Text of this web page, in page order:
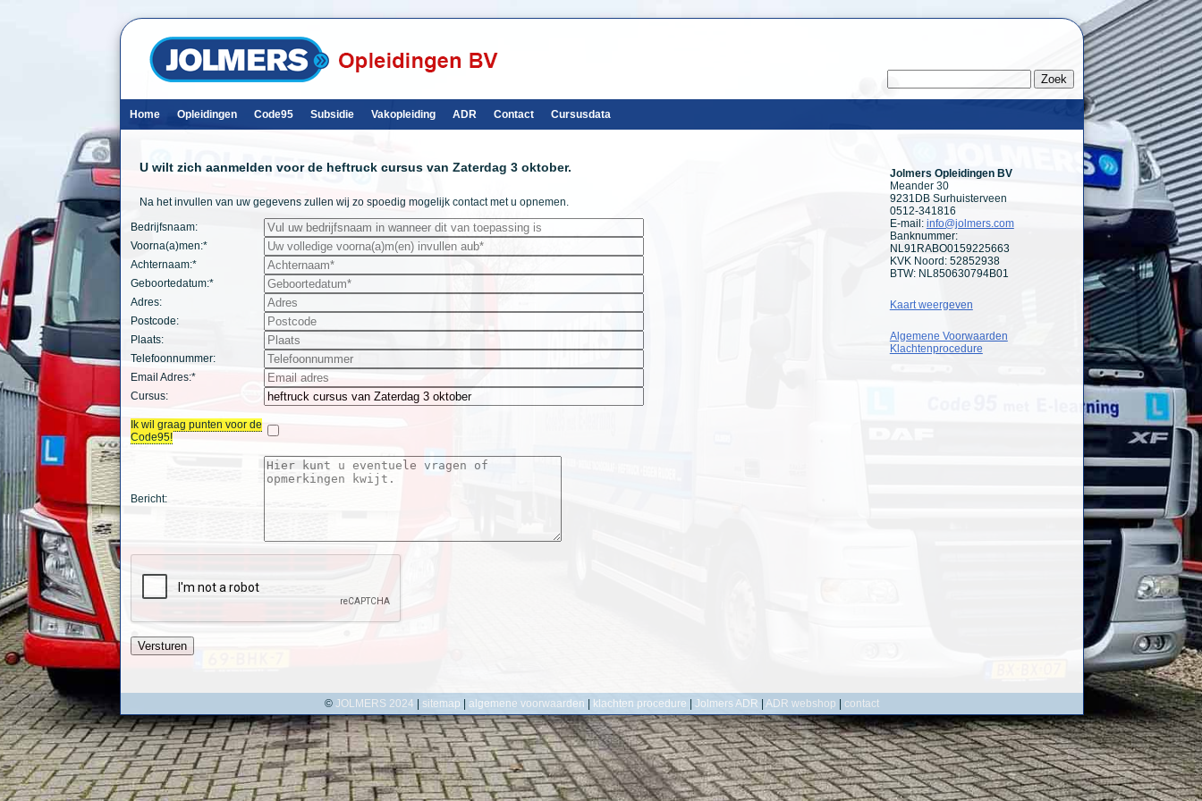
Home Opleidingen Code95 Subsidie Vakopleiding ADR Contact Cursusdata
Jolmers Opleidingen BV
Meander 30
9231DB Surhuisterveen
0512-341816
E-mail: info@jolmers.com
Banknummer:
NL91RABO0159225663
KVK Noord: 52852938
BTW: NL850630794B01
Kaart weergeven
Algemene Voorwaarden
Klachtenprocedure
U wilt zich aanmelden voor de heftruck cursus van Zaterdag 3 oktober.
Na het invullen van uw gegevens zullen wij zo spoedig mogelijk contact met u opnemen.
Bedrijfsnaam:
Voorna(a)men:*
Achternaam:*
Geboortedatum:*
Adres:
Postcode:
Plaats:
Telefoonnummer:
Email Adres:*
Cursus:
Ik wil graag punten voor de
Code95!
Bericht:
Versturen
© JOLMERS 2024 sitemap algemene voorwaarden klachten procedure Jolmers ADR ADR webshop contact